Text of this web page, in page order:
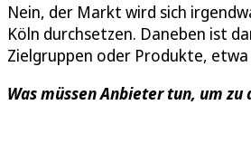
Nein, der Markt wird sich
Köln durchsetzen. Daneben ist
Zielgruppen oder Produkte,
Was müssen Anbieter tun, um